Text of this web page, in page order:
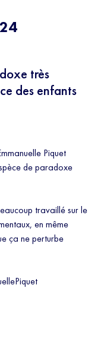
très
des enfants
Piquet
de paradoxe
travaillé sur le
en même
ça ne perturbe